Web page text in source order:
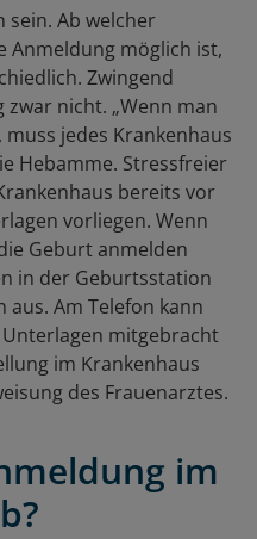
sein. Ab welcher
Anmeldung möglich ist,
Zwingend
nicht. „Wenn man
jedes Krankenhaus
Hebamme. Stressfreier
bereits vor
vorliegen. Wenn
Geburt anmelden
in der Geburtsstation
Am Telefon kann
mitgebracht
im Krankenhaus
des Frauenarztes.
im